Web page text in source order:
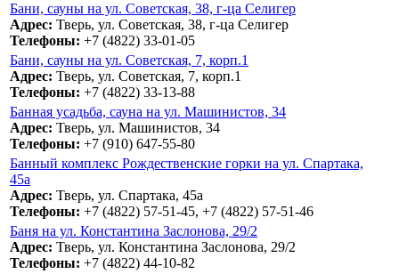
Бани, сауны на ул. Советская, 38, г-ца Селигер
Адрес: Тверь, ул. Советская, 38, г-ца Селигер
Телефоны: +7 (4822) 33-01-05
Бани, сауны на ул. Советская, 7, корп.1
Адрес: Тверь, ул. Советская, 7, корп.1
Телефоны: +7 (4822) 33-13-88
Банная усадьба, сауна на ул. Машинистов, 34
Адрес: Тверь, ул. Машинистов, 34
Телефоны: +7 (910) 647-55-80
Банный комплекс Рождественские горки на ул. Спартака,
45а
Адрес: Тверь, ул. Спартака, 45а
Телефоны: +7 (4822) 57-51-45, +7 (4822) 57-51-46
Баня на ул. Константина Заслонова, 29/2
Адрес: Тверь, ул. Константина Заслонова, 29/2
Телефоны: +7 (4822) 44-10-82